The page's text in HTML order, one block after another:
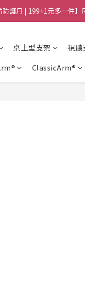
護月 | 199+1元多一件】
桌上型支架 視聽
ClassicArm®